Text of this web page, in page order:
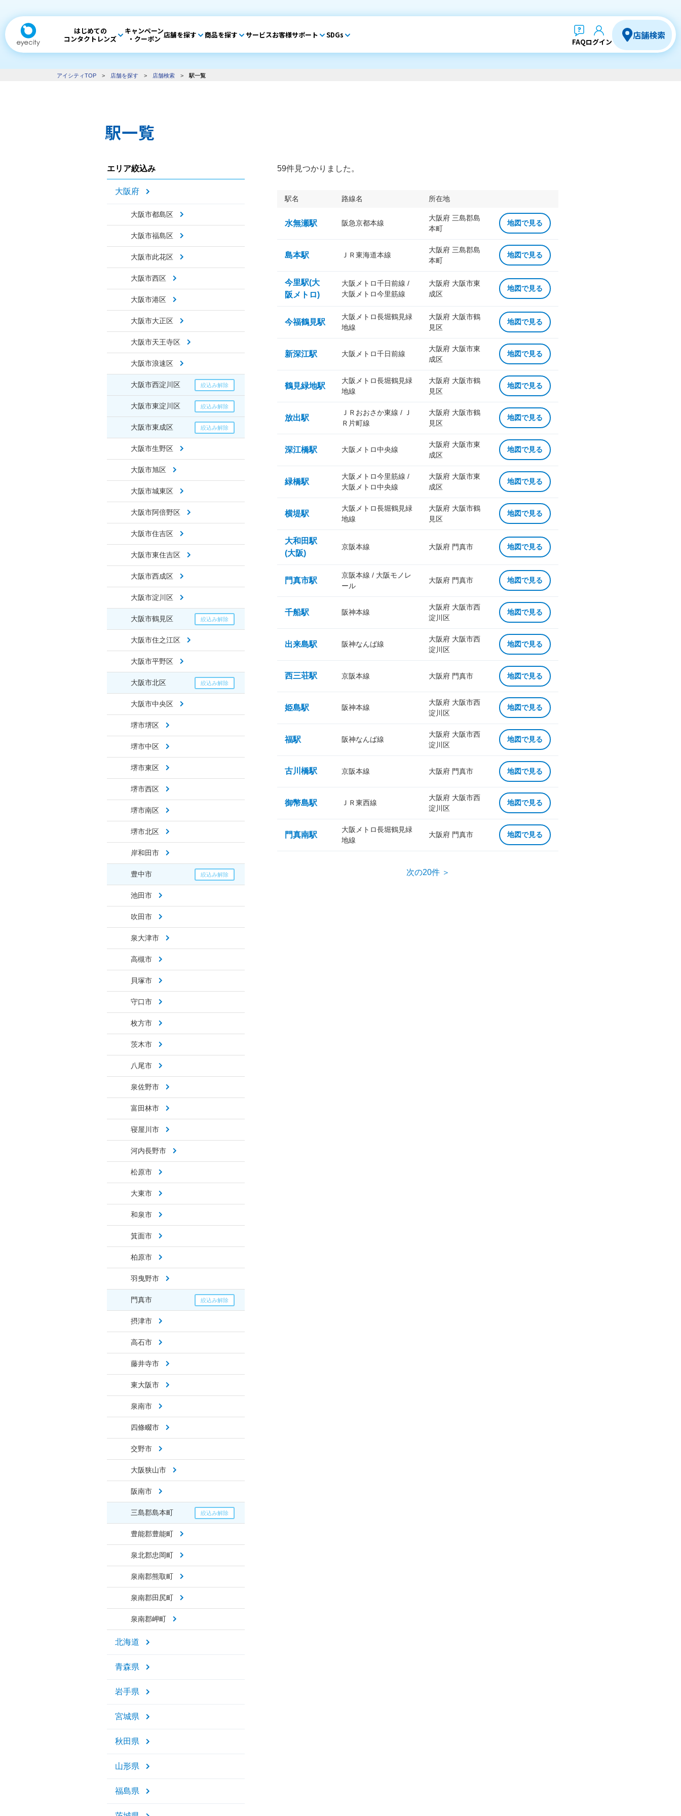
はじめての
コンタクトレンズ
キャンペーン
・クーポン 店舗を探す 商品を探す サービスお客様サポート SDGs
FAQログイン
店舗検索
アイシティTOP > 店舗を探す > 店舗検索 > 駅一覧
駅一覧
エリア絞込み
大阪府
大阪市都島区
大阪市福島区
大阪市此花区
大阪市西区
大阪市港区
大阪市大正区
大阪市天王寺区
大阪市浪速区
大阪市西淀川区
大阪市東淀川区
大阪市東成区
大阪市生野区
大阪市旭区
大阪市城東区
大阪市阿倍野区
大阪市住吉区
大阪市東住吉区
大阪市西成区
大阪市淀川区
大阪市鶴見区
大阪市住之江区
大阪市平野区
大阪市北区
大阪市中央区
堺市堺区
堺市中区
堺市東区
堺市西区
堺市南区
堺市北区
岸和田市
豊中市
池田市
吹田市
泉大津市
高槻市
貝塚市
守口市
枚方市
茨木市
八尾市
泉佐野市
富田林市
寝屋川市
河内長野市
松原市
大東市
和泉市
箕面市
柏原市
羽曳野市
門真市
摂津市
高石市
藤井寺市
東大阪市
泉南市
四條畷市
交野市
大阪狭山市
阪南市
三島郡島本町
豊能郡豊能町
泉北郡忠岡町
泉南郡熊取町
泉南郡田尻町
泉南郡岬町
北海道
青森県
岩手県
宮城県
秋田県
山形県
福島県
59件見つかりました。
駅名 路線名 所在地
水無瀬駅 阪急京都本線
大阪府 三島郡島
本町
地図で見る
島本駅 ＪＲ東海道本線
大阪府 三島郡島
本町
地図で見る
今里駅(大
阪メトロ)
大阪メトロ千日前線 /
大阪メトロ今里筋線
大阪府 大阪市東
成区
地図で見る
今福鶴見駅
大阪メトロ長堀鶴見緑
地線
大阪府 大阪市鶴
見区
地図で見る
新深江駅 大阪メトロ千日前線
大阪府 大阪市東
成区
地図で見る
鶴見緑地駅
大阪メトロ長堀鶴見緑
地線
大阪府 大阪市鶴
見区
地図で見る
放出駅
ＪＲおおさか東線 / Ｊ
Ｒ片町線
大阪府 大阪市鶴
見区
地図で見る
深江橋駅 大阪メトロ中央線
大阪府 大阪市東
成区
地図で見る
緑橋駅
大阪メトロ今里筋線 /
大阪メトロ中央線
大阪府 大阪市東
成区
地図で見る
横堤駅
大阪メトロ長堀鶴見緑
地線
大阪府 大阪市鶴
見区
地図で見る
大和田駅
(大阪)
京阪本線 大阪府 門真市 地図で見る
門真市駅
京阪本線 / 大阪モノレ
ール
大阪府 門真市 地図で見る
千船駅 阪神本線
大阪府 大阪市西
淀川区
地図で見る
出来島駅 阪神なんば線
大阪府 大阪市西
淀川区
地図で見る
西三荘駅 京阪本線 大阪府 門真市 地図で見る
姫島駅 阪神本線
大阪府 大阪市西
淀川区
地図で見る
福駅 阪神なんば線
大阪府 大阪市西
淀川区
地図で見る
古川橋駅 京阪本線 大阪府 門真市 地図で見る
御幣島駅 ＪＲ東西線
大阪府 大阪市西
淀川区
地図で見る
門真南駅
大阪メトロ長堀鶴見緑
地線
大阪府 門真市 地図で見る
次の20件 ＞